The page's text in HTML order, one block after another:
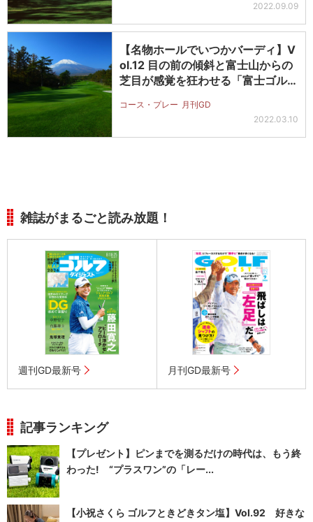
2022.09.09
【名物ホールでいつかバーディ】V
ol.12 目の前の傾斜と富士山からの
芝目が感覚を狂わせる「富士ゴル…
コース・プレー 月刊GD
2022.03.10
雑誌がまるごと読み放題！
週刊GD最新号 月刊GD最新号
記事ランキング
【プレゼント】ピンまでを測るだけの時代は、もう終
わった! “プラスワン”の「レー...
【小祝さくら ゴルフときどきタン塩】Vol.92 好きな